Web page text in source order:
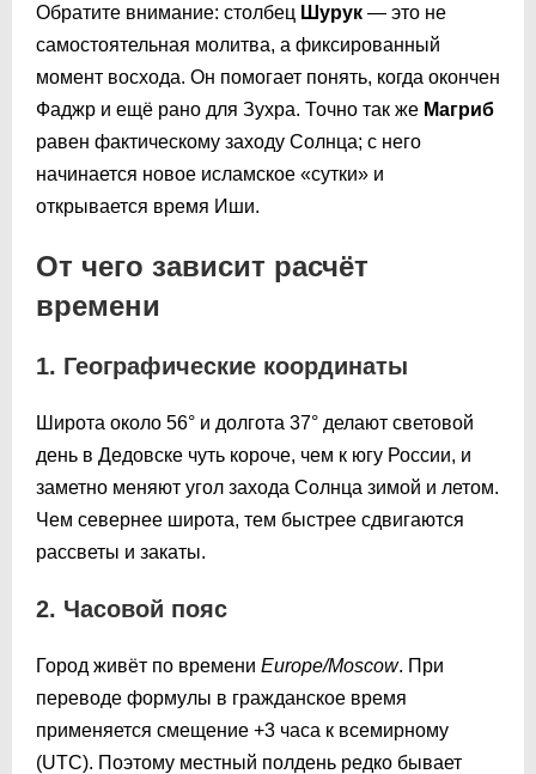
Обратите внимание: столбец Шурук — это не
самостоятельная молитва, а фиксированный
момент восхода. Он помогает понять, когда окончен
Фаджр и ещё рано для Зухра. Точно так же Магриб
равен фактическому заходу Солнца; с него
начинается новое исламское «сутки» и
открывается время Иши.
От чего зависит расчёт
времени
1. Географические координаты
Широта около 56° и долгота 37° делают световой
день в Дедовске чуть короче, чем к югу России, и
заметно меняют угол захода Солнца зимой и летом.
Чем севернее широта, тем быстрее сдвигаются
рассветы и закаты.
2. Часовой пояс
Город живёт по времени Europe/Moscow. При
переводе формулы в гражданское время
применяется смещение +3 часа к всемирному
(UTC). Поэтому местный полдень редко бывает